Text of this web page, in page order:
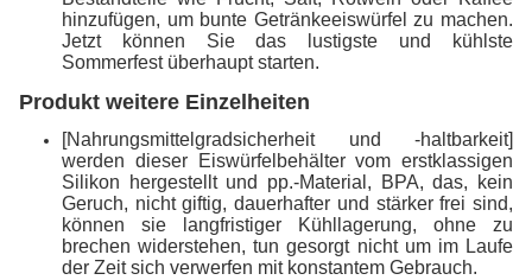
hinzufügen, um bunte Getränkeeiswürfel zu machen.
Jetzt können Sie das lustigste und kühlste
Sommerfest überhaupt starten.
Produkt weitere Einzelheiten
[Nahrungsmittelgradsicherheit und -haltbarkeit]
werden dieser Eiswürfelbehälter vom erstklassigen
Silikon hergestellt und pp.-Material, BPA, das, kein
Geruch, nicht giftig, dauerhafter und stärker frei sind,
können sie langfristiger Kühllagerung, ohne zu
brechen widerstehen, tun gesorgt nicht um im Laufe
der Zeit sich verwerfen mit konstantem Gebrauch.